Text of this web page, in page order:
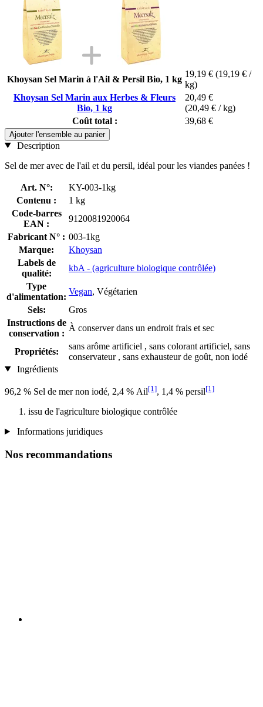
Khoysan Sel Marin à l'Ail & Persil Bio, 1 kg
19,19 € (19,19 € /
kg)
Khoysan Sel Marin aux Herbes & Fleurs
Bio, 1 kg
20,49 €
(20,49 € / kg)
Coût total :
39,68 €
Ajouter l'ensemble au panier
Description
Sel de mer avec de l'ail et du persil, idéal pour les viandes panées !
Art. N°:
KY-003-1kg
Contenu :
1 kg
Code-barres
EAN :
9120081920064
Fabricant N° : 003-1kg
Marque:
Khoysan
Labels de
qualité:
kbA - (agriculture biologique contrôlée)
Type
d'alimentation:
Vegan, Végétarien
Sels:
Gros
Instructions de
conservation :
À conserver dans un endroit frais et sec
Propriétés:
sans arôme artificiel , sans colorant artificiel, sans
conservateur , sans exhausteur de goût, non iodé
Ingrédients
96,2 % Sel de mer non iodé, 2,4 % Ail[1], 1,4 % persil[1]
issu de l'agriculture biologique contrôlée
Informations juridiques
Nos recommandations